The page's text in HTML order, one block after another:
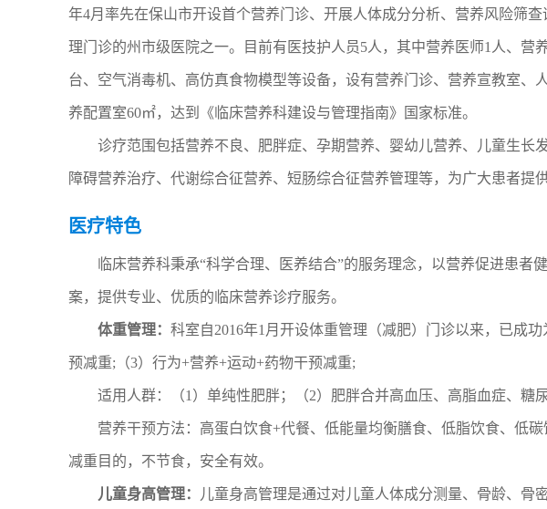
年4月率先在保山市开设首个营养门诊、开展人体成分分析、营养风险筛
理门诊的州市级医院之一。目前有医技护人员5人，其中营养医师1人、
台、空气消毒机、高仿真食物模型等设备，设有营养门诊、营养宣教室
养配置室60㎡，达到《临床营养科建设与管理指南》国家标准。
诊疗范围包括营养不良、肥胖症、孕期营养、婴幼儿营养、儿童生
障碍营养治疗、代谢综合征营养、短肠综合征营养管理等，为广大患者提
医疗特色
临床营养科秉承“科学合理、医养结合”的服务理念，以营养促进患
案，提供专业、优质的临床营养诊疗服务。
体重管理： 科室自2016年1月开设体重管理（减肥）门诊以来，已成
预减重;（3）行为+营养+运动+药物干预减重;
适用人群：（1）单纯性肥胖；（2）肥胖合并高血压、高脂血症、糖
营养干预方法：高蛋白饮食+代餐、低能量均衡膳食、低脂饮食、低
减重目的，不节食，安全有效。
儿童身高管理： 儿童身高管理是通过对儿童人体成分测量、骨龄、